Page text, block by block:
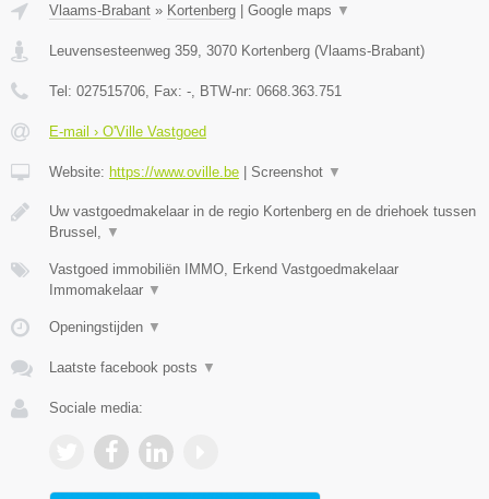
Vlaams-Brabant » Kortenberg Google maps ▼
Leuvensesteenweg 359, 3070 Kortenberg (Vlaams-Brabant)
Tel: 027515706, Fax: -, BTW-nr: 0668.363.751
E-mail › O'Ville Vastgoed
Website: https://www.oville.be Screenshot ▼
Uw vastgoedmakelaar in de regio Kortenberg en de driehoek tussen
Brussel, ▼
Vastgoed immobiliën IMMO, Erkend Vastgoedmakelaar
Immomakelaar ▼
Openingstijden ▼
Laatste facebook posts ▼
Sociale media: